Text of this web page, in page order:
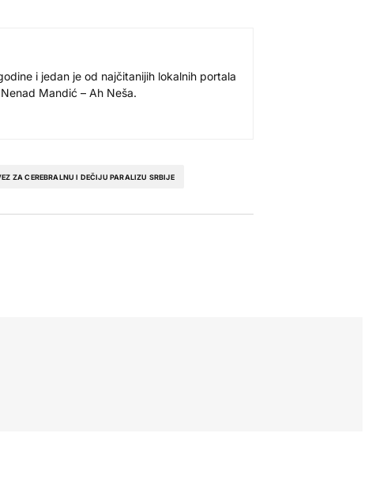
i jedan je od najčitanijih lokalnih portala
Mandić – Ah Neša.
ZA CEREBRALNU I DEČIJU PARALIZU SRBIJE